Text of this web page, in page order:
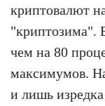
криптовалют
"криптозима".
чем на 80
максимумов.
и лишь